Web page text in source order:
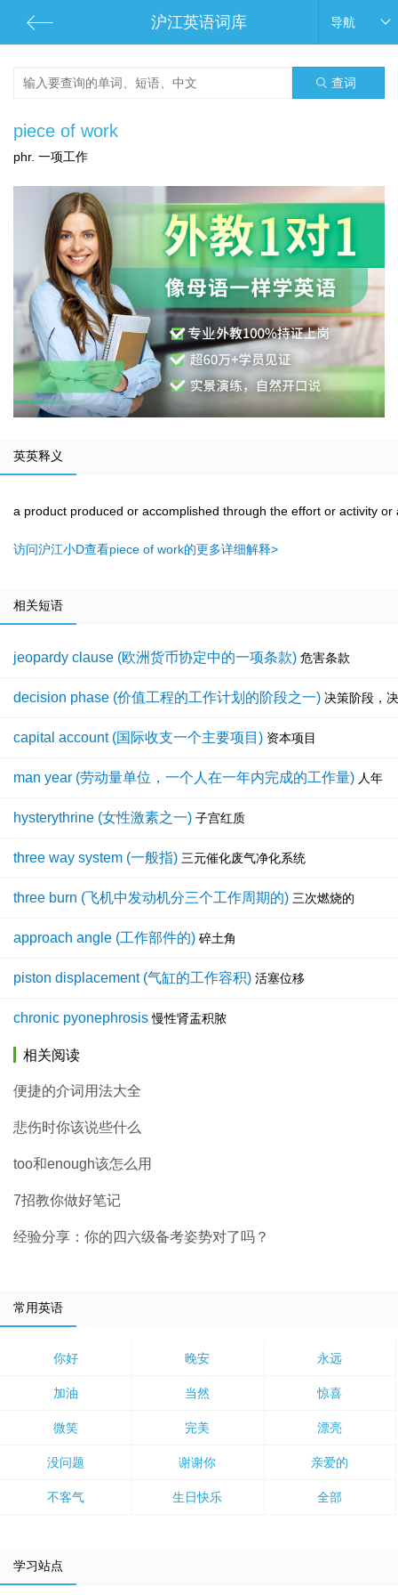
沪江英语词库 导航
查词
piece of work
phr. 一项工作
英英释义
a product produced or accomplished through the effort or activity
访问沪江小D查看piece of work的更多详细解释>
相关短语
jeopardy clause (欧洲货币协定中的一项条款) 危害条款
decision phase (价值工程的工作计划的阶段之一) 决策阶段，
capital account (国际收支一个主要项目) 资本项目
man year (劳动量单位，一个人在一年内完成的工作量) 人年
hysterythrine (女性激素之一) 子宫红质
three way system (一般指) 三元催化废气净化系统
three burn (飞机中发动机分三个工作周期的) 三次燃烧的
approach angle (工作部件的) 碎土角
piston displacement (气缸的工作容积) 活塞位移
chronic pyonephrosis 慢性肾盂积脓
相关阅读
便捷的介词用法大全
悲伤时你该说些什么
too和enough该怎么用
7招教你做好笔记
经验分享：你的四六级备考姿势对了吗？
常用英语
你好 晚安 永远
加油 当然 惊喜
微笑 完美 漂亮
没问题 谢谢你 亲爱的
不客气 生日快乐 全部
学习站点